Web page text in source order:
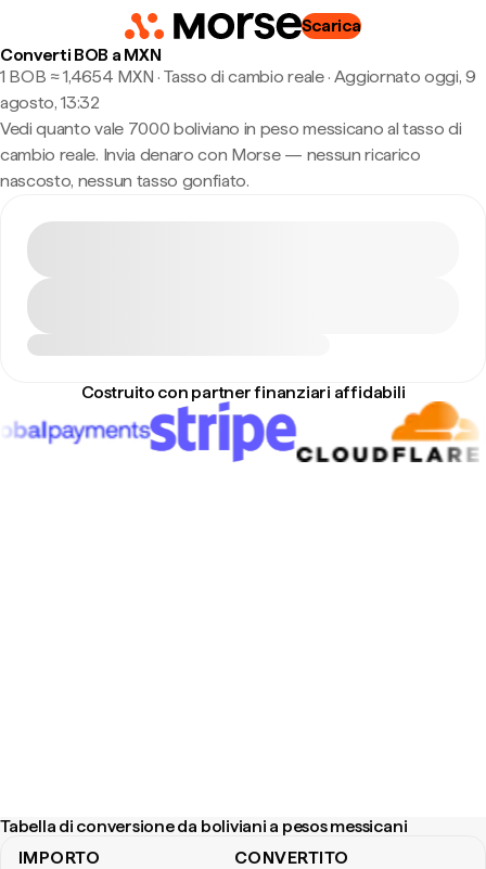
Scarica
Converti BOB a MXN
1 BOB ≈ 1,4654 MXN · Tasso di cambio reale· Aggiornato oggi, 9
agosto, 13:32
Vedi quanto vale 7000 boliviano in peso messicano al tasso di
cambio reale. Invia denaro con Morse — nessun ricarico
nascosto, nessun tasso gonfiato.
Costruito con partner finanziari affidabili
Tabella di conversione da boliviani a pesos messicani
IMPORTO CONVERTITO